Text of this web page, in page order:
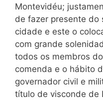
Montevidéu;
de fazer presente do
cidade e este o
com grande
todos os membros
comenda e o hábito
governador civil e
título de visconde de